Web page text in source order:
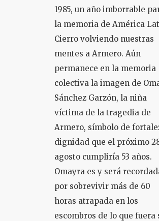
1985, un año imborrable
la memoria de América
Cierro volviendo nuestras
mentes a Armero. Aún
permanece en la memoria
colectiva la imagen de
Sánchez Garzón, la niña
víctima de la tragedia de
Armero, símbolo de
dignidad que el próximo
agosto cumpliría 53 años.
Omayra es y será
por sobrevivir más de 60
horas atrapada en los
escombros de lo que fuera